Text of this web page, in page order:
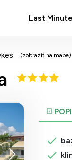
Last Minute
(zobraziť na mape)